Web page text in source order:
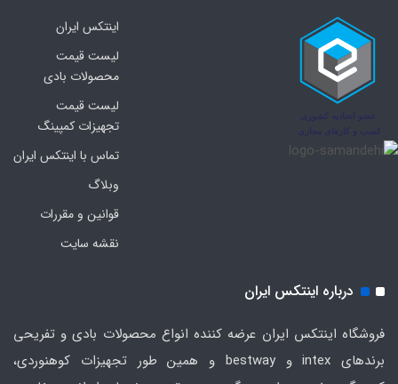
اینتکس ایران
لیست قیمت
محصولات بادی
لیست قیمت
تجهیزات کمپینگ
تماس با اینتکس ایران
وبلاگ
قوانین و مقررات
نقشه سایت
درباره اینتکس ایران
فروشگاه اینتکس ایران عرضه کننده انواع محصولات بادی و تفریحی
برندهای intex و bestway و همین طور تجهیزات کوهنوردی،